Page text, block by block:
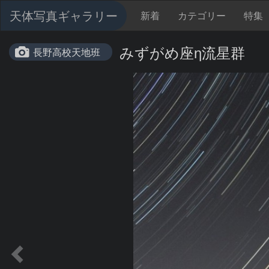
天体写真ギャラリー 新着 カテゴリー 特集
長野高校天地班 みずがめ座η流星群